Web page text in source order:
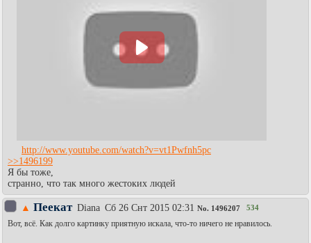
http://www.youtube.com/watch?v=vt1Pwfnh5pc
>>1496199
Я бы тоже,
странно, что так много жестоких людей
▲ Пеекат Diаna Сб 26 Снт 2015 02:31 No. 1496207 534
Вот, всё. Как долго картинку приятную искала, что-то ничего не нравилось.